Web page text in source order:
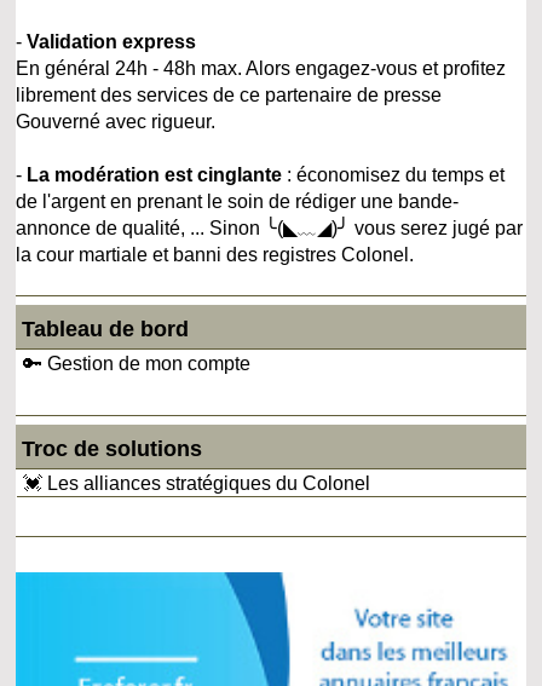
-Validation express
En général 24h - 48h max. Alors engagez-vous et profitez
librement des services de ce partenaire de presse
Gouverné avec rigueur.
- La modération est cinglante : économisez du temps et
de l'argent en prenant le soin de rédiger une bande-
annonce de qualité, ... Sinon ╰(◣﹏◢)╯ vous serez jugé par
la cour martiale et banni des registres Colonel.
Tableau de bord
🔑 Gestion de mon compte
Troc de solutions
💓 Les alliances stratégiques du Colonel